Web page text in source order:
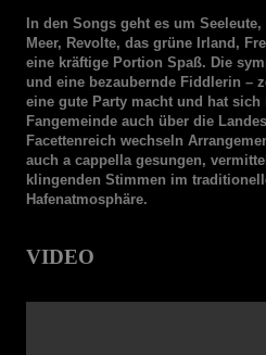
In den Songs geht es um
Meer, Revolte, das grüne Irland,
eine kräftige Portion Spaß. Die
und eine bezaubernde Fiddlerin –
eine gute Party macht und hat
Fangemeinde auch über die
Facettenreich wechseln
auch a cappella gesungen,
klingenden Stimmen im
Hafenatmosphäre.
VIDEO